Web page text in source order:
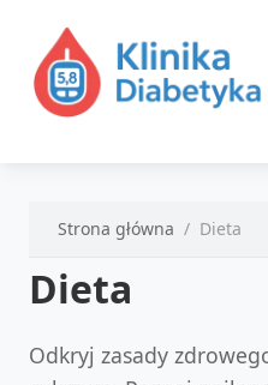
Strona główna Dieta
Dieta
Odkryj zasady